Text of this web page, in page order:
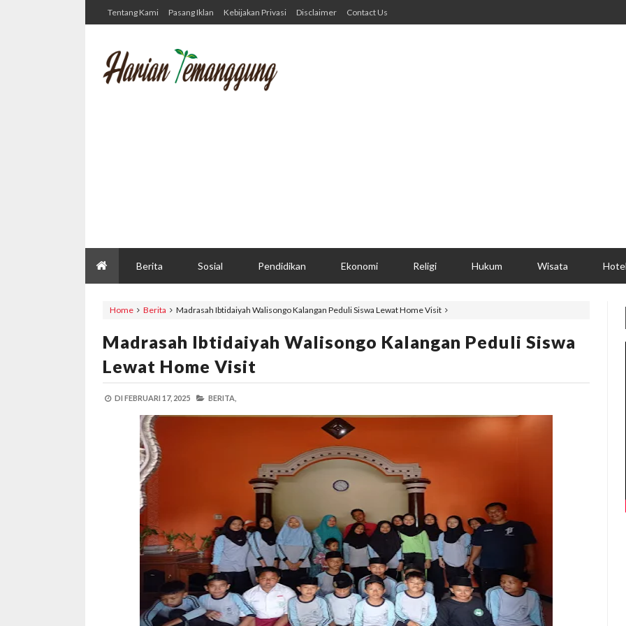
Tentang Kami Pasang Iklan Kebijakan Privasi Disclaimer Contact Us
Berita Sosial Pendidikan Ekonomi Religi Hukum Wisata Hotel
Home Berita Madrasah Ibtidaiyah Walisongo Kalangan Peduli Siswa Lewat Home Visit
Madrasah Ibtidaiyah Walisongo Kalangan Peduli Siswa
Lewat Home Visit
DI FEBRUARI 17, 2025 BERITA,